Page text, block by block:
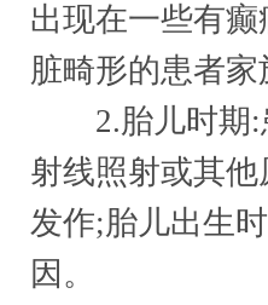
出现在一些有
脏畸形的患者家
2.胎儿时期:
射线照射或其
发作;胎儿出生
因。